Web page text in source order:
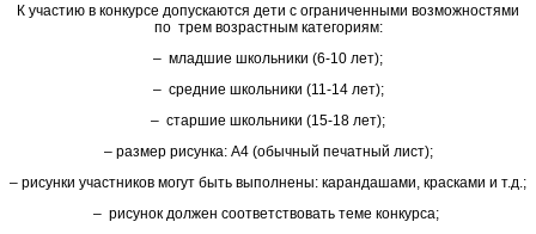
К участию в конкурсе допускаются дети с ограниченными возможностями
по трем возрастным категориям:
– младшие школьники (6-10 лет);
– средние школьники (11-14 лет);
– старшие школьники (15-18 лет);
–размер рисунка: А4 (обычный печатный лист);
– рисунки участников могут быть выполнены: карандашами, красками и т.д.;
– рисунок должен соответствовать теме конкурса;